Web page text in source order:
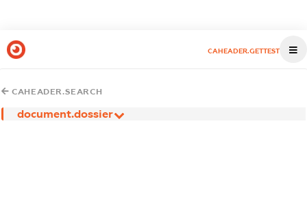
CAHEADER.GETTEST
CAHEADER.SEARCH
document.dossier